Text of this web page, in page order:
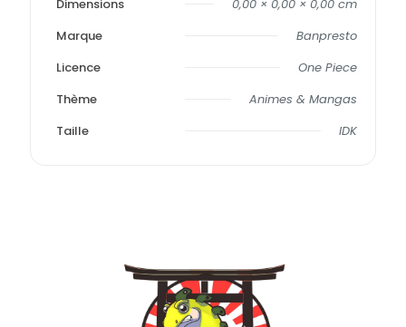
Dimensions
0,00 × 0,00 × 0,00 cm
Marque
Banpresto
Licence
One Piece
Thème
Animes & Mangas
Taille
IDK